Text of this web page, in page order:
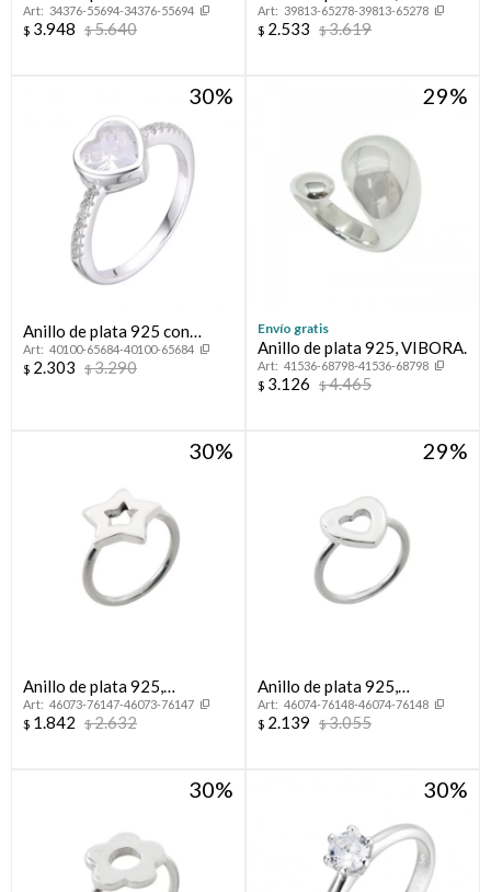
circonias, PROMESA.
34376-55694-34376-55694
$ 3.948 $5.640
FLORESSER.
39813-65278-39813-65278
$ 2.533 $3.619
30
Anillo de plata 925 con
circonias.
40100-65684-40100-65684
$ 2.303 $3.290
29
Envío gratis
Anillo de plata 925, VIBORA.
41536-68798-41536-68798
$ 3.126 $4.465
30
Anillo de plata 925,
ESTRELLA.
46073-76147-46073-76147
$ 1.842 $2.632
29
Anillo de plata 925,
CORAZON.
46074-76148-46074-76148
$ 2.139 $3.055
30 30